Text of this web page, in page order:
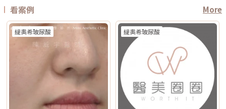
八歲者不建議未成年人接受此類治療，除非有醫療必要且經監護人與專業醫
雷射有什麼最大差別？Reepot 的能量作用以機械式震動為主，而非傳統以
熱破壞色素為核心的方式，因此對周邊組織較為溫和，修復期相對短。搭配
AI 智慧影像分析與低溫保護，可讓能量更集中在斑點本身，減少熱擴散造成
的紅腫或反黑風險。對於需要更加精準、可控的淺層色素改善者，是較新的
治療選擇。Q2：一次療程能看到效果嗎？需要做幾次比較理想？淺層曬
斑、雀斑在單次治療後多半能看到初步變化；但深層或混合型色素通常需要
多次治療，效果會以「循序淡化」的方式呈現。實際次數與間隔仍須依個人
膚況並由醫師評估調整。Q3：Reepot 是否有反黑風險？術後該注意什麼？
任何除斑型雷射都可能有反黑風險，但 Reepot 因熱傷害較低、加上冷卻系
統保護，發生率較低。術後的關鍵在於防曬和保濕，尤其治療後一週避免曝
曬、蒸氣、刺激性保養品。若依照術後指示照護，能大幅降低色素反應的機
會。Q4：敏感肌或薄皮膚適合做 Reepot 嗎？Reepot 的能量模式相對溫
可以優先評估音波。 如果同時有鬆和垂：可以和醫師討論電音波搭配。這
也是為什麼現在很多醫師會用「複合式療程」來做規劃。不是每個人都只需
要一種療程，而是要看老化主要發生在哪一層，再決定適合電波、音波，還
是兩者搭配。電波音波可以一起打嗎？可以，但不是每個人都一定需要。電
波和音波作用原理不同，所以在醫師評估下，兩者確實可以搭配。常見做法
是用音波處理深層輪廓拉提，再用電波改善皮膚緊緻與膚質鬆弛，讓效果更
全面。不過，電音波不是「全部打越多越好」。發數、能量、施作順序、間
隔時間，都需要依照個人臉部條件設計。如果臉部脂肪偏少、皮膚偏薄、曾
做過其他療程，或是近期剛打過針劑，更要讓醫師完整評估，避免過度治
療。做電波音波前，要注意哪些事？第一，先判斷自己是哪一種老化問題在
選電波或音波前，先不要急著問「哪個比較好」，而是要先看自己的老化問
題屬於哪一種。臉部老化常見可分成四大類：組織鬆弛下垂、結構性凹陷、
皺紋形成、膚質老化。電波和音波主要處理的是「鬆弛與下垂」這一類問
題。電波偏向改善皮膚鬆弛、細紋與緊緻度；音波偏向改善輪廓下垂、嘴邊
肉與下顎線模糊。但如果是太陽穴凹陷、淚溝、臉頰凹陷這類結構性凹陷，
容積式加熱 療程定位 膚質、細緻、緊緻並重 輪廓、拉提、緊實為主 適合族
冷卻技術 五階七段冷卻系統 分段噴灑冷媒 探頭 雅典娜探頭：臉部 宙斯探
頭：身體 愛神探頭：眼周 紫鑽探頭：臉/四肢 碧眼探頭：眼周 藍鑽探頭：
臉/四肢 黃金探頭：身體 疼痛感 多數定位為較舒適型 但仍因人而異 感受通
常較明顯，但依能量、部位與個人耐受度不同 常見效果感受 膚質變細、臉
想加強緊緻、抗老、輪廓型 原理差異：單極、雙極到底是什麼？很多人看
到「單極」、「雙極」會覺得很難懂，其實可以用生活化的方式理解。單極
電波：像是把熱能傳遞到較深、較廣的範圍，主要作用於較深層皮膚組織
（以真皮層為主），常被用於緊緻與支撐感相關需求。鳳凰電波即屬於單極
射頻應用。雙極電波：則是將能量集中在兩個電極之間，作用範圍相對較
淺，較常被用於膚質細緻、表層改善等需求。無雙電波的特色，在於將單極
與雙極兩種模式結合於同一療程設計中。根據官方資料，DENSITY 可透過
https://www.instagram.com/drdeungskinclinic/張英睿皮膚專科診所地
址：新北市板橋區文化路一段118號電話：(02)-2250-6065LINE：
@xat.0000195926.1nzhttps://page.line.me/xat.0000195926.1nz?
openQrModal=true
看案例 More
緹奧希玻尿酸 緹奧希玻尿酸